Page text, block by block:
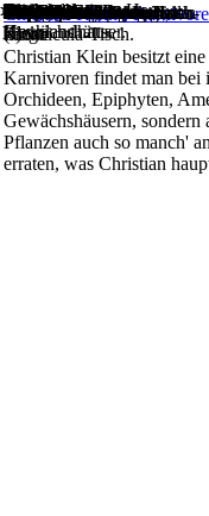
STARTSEITE
>>
DIVERSES
Christian
Klein
>> Impressum
Links
Literatur
Angebote
Diverses
Naturstandorte
Kultur
Gattungen & Arten
Artikel
Noch mehr Pings...
P. medusina/heterophylla
Diverse Pinguicula
Pinguicula ionantha
Christian Klein's
Christian Klein besitzt
Karnivoren findet man bei
Orchideen, Epiphyten,
Gewächshäusern,
Pflanzen auch so manch'
erraten, was Christian
Tieflandhaus
Blick in das
Hochlandhaus
Das temperierte Haus.
Ansicht der
Gewächshäuser.
Weitere Ansicht des
Pinguicula-Tisch.
Der berühmte Ping-Tisch.
Heliamphora pulchella
Heliamphora
Nepenthes glabrata Hoch-
kanne
Nepenthes sibuyanensis
(!)
Diverse Drosera
Nepenthes veitchii
Moorbeet
Moorbeet
Steingarten
Pinguicula im Steingarten
STARTSEITE
>>
DIVERSES
Christian
Klein
>>